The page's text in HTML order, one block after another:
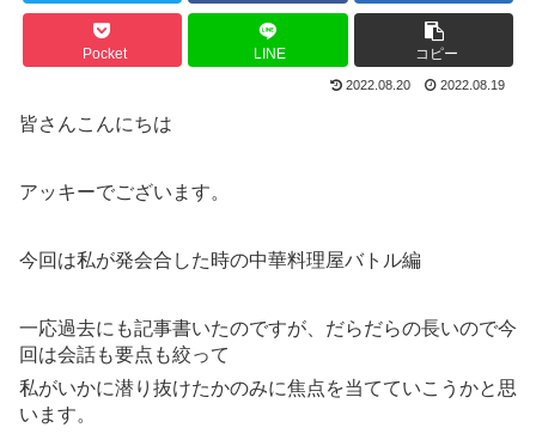
Pocket LINE コピー
2022.08.20 2022.08.19
皆さんこんにちは
アッキーでございます。
今回は私が発会合した時の中華料理屋バトル編
一応過去にも記事書いたのですが、だらだらの長いので今
回は会話も要点も絞って
私がいかに潜り抜けたかのみに焦点を当てていこうかと思
います。